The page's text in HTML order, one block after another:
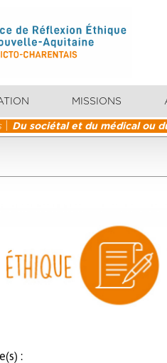
MISSIONS
Du sociétal et du médical ou
: